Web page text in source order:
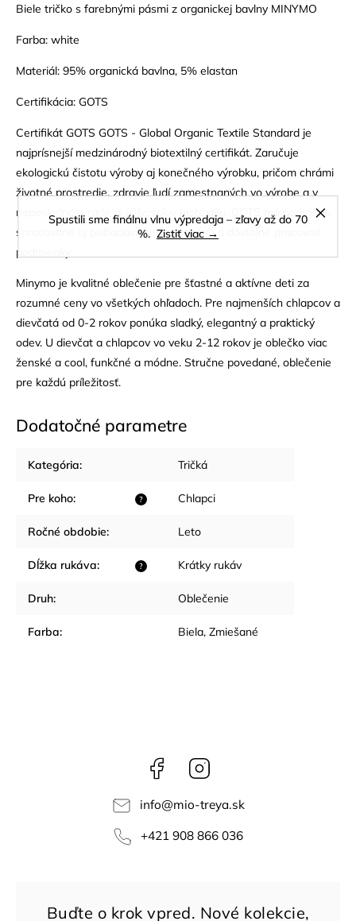
Spustili sme finálnu vlnu výpredaja – zľavy až do 70
%. Zistiť viac →
Biele tričko s farebnými pásmi z organickej bavlny MINYMO
Farba: white
Materiál: 95% organická bavlna, 5% elastan
Certifikácia: GOTS
Certifikát GOTS GOTS - Global Organic Textile Standard je
najprísnejší medzinárodný biotextilný certifikát. Zaručuje
ekologickú čistotu výroby aj konečného výrobku, pričom chrámi
životné prostredie, zdravie ľudí zamestnaných vo výrobe a v
neposlednom rade aj užívateľov biotextilu. GOTS má podrobne
spracované aj požiadavky na bezpečné a dôstojné pracovné
podmienky.
Minymo je kvalitné oblečenie pre šťastné a aktívne deti za
rozumné ceny vo všetkých ohľadoch. Pre najmenších chlapcov a
dievčatá od 0-2 rokov ponúka sladký, elegantný a praktický
odev. U dievčat a chlapcov vo veku 2-12 rokov je oblečko viac
ženské a cool, funkčné a módne. Stručne povedané, oblečenie
pre každú príležitosť.
Dodatočné parametre
Kategória: Tričká
?
Pre koho: Chlapci
Ročné obdobie: Leto
?
Dĺžka rukáva: Krátky rukáv
Druh: Oblečenie
Farba: Biela, Zmiešané
Facebook
info@mio-treya.sk
+421 908 866 036